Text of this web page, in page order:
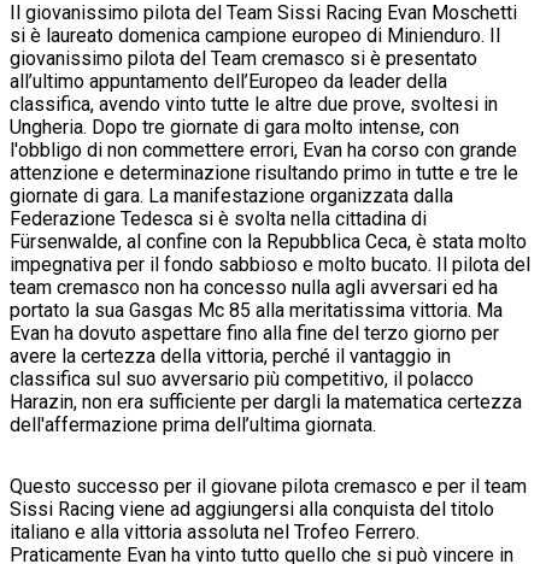
Il giovanissimo pilota del Team Sissi Racing Evan Moschetti
si è laureato domenica campione europeo di Minienduro. Il
giovanissimo pilota del Team cremasco si è presentato
all’ultimo appuntamento dell’Europeo da leader della
classifica, avendo vinto tutte le altre due prove, svoltesi in
Ungheria. Dopo tre giornate di gara molto intense, con
l'obbligo di non commettere errori, Evan ha corso con grande
attenzione e determinazione risultando primo in tutte e tre le
giornate di gara. La manifestazione organizzata dalla
Federazione Tedesca si è svolta nella cittadina di
Fürsenwalde, al confine con la Repubblica Ceca, è stata molto
impegnativa per il fondo sabbioso e molto bucato. Il pilota del
team cremasco non ha concesso nulla agli avversari ed ha
portato la sua Gasgas Mc 85 alla meritatissima vittoria. Ma
Evan ha dovuto aspettare fino alla fine del terzo giorno per
avere la certezza della vittoria, perché il vantaggio in
classifica sul suo avversario più competitivo, il polacco
Harazin, non era sufficiente per dargli la matematica certezza
dell'affermazione prima dell’ultima giornata.
Questo successo per il giovane pilota cremasco e per il team
Sissi Racing viene ad aggiungersi alla conquista del titolo
italiano e alla vittoria assoluta nel Trofeo Ferrero.
Praticamente Evan ha vinto tutto quello che si può vincere in